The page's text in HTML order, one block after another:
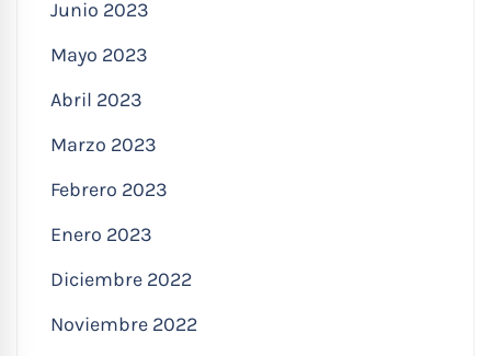
Junio 2023
Mayo 2023
Abril 2023
Marzo 2023
Febrero 2023
Enero 2023
Diciembre 2022
Noviembre 2022